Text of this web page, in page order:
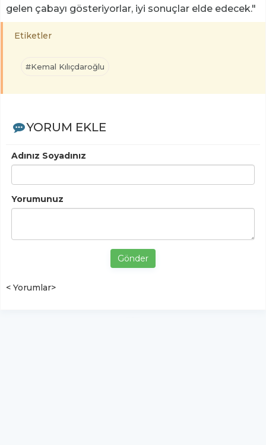
gelen çabayı gösteriyorlar, iyi sonuçlar elde edecek."
Etiketler
#Kemal Kılıçdaroğlu
YORUM EKLE
Adınız Soyadınız
Yorumunuz
Gönder
< Yorumlar>